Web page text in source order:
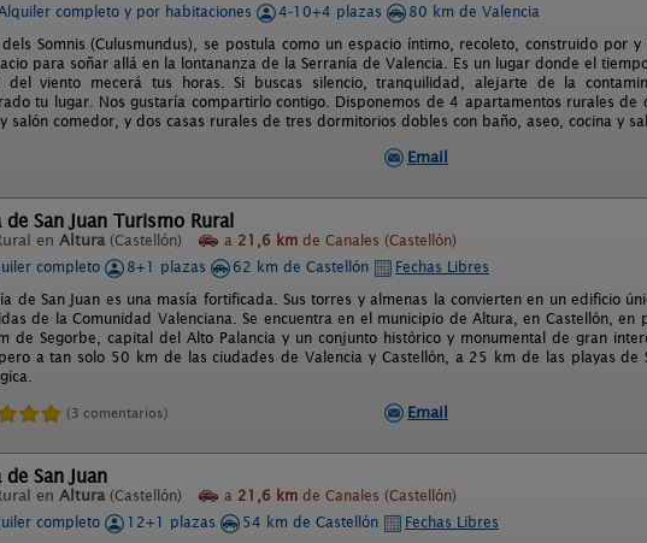
completo y por habitaciones
4-10+4 plazas
80 km de Valencia
dels Somnis (Culusmundus), se postula como un espacio íntimo, recoleto, construido por
para soñar allá en la lontananza de la Serranía de Valencia. Es un lugar donde el
del viento mecerá tus horas. Si buscas silencio, tranquilidad, alejarte de la
tu lugar. Nos gustaría compartirlo contigo. Disponemos de 4 apartamentos rurales de
salón comedor, y dos casas rurales de tres dormitorios dobles con baño, aseo, cocina y
Email
de San Juan Turismo Rural
en Altura (Castellón) a 21,6 km de Canales (Castellón)
completo
8+1 plazas 62 km de Castellón
Fechas Libres
de San Juan es una masía fortificada. Sus torres y almenas la convierten en un edificio
de la Comunidad Valenciana. Se encuentra en el municipio de Altura, en Castellón, en
de Segorbe, capital del Alto Palancia y un conjunto histórico y monumental de gran
a tan solo 50 km de las ciudades de Valencia y Castellón, a 25 km de las playas de
(3 comentarios) Email
de San Juan
en Altura (Castellón) a 21,6 km de Canales (Castellón)
completo
12+1 plazas 54 km de Castellón
Fechas Libres